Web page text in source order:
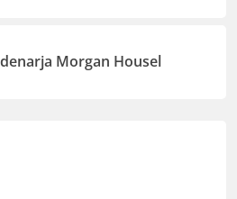
Morgan Housel